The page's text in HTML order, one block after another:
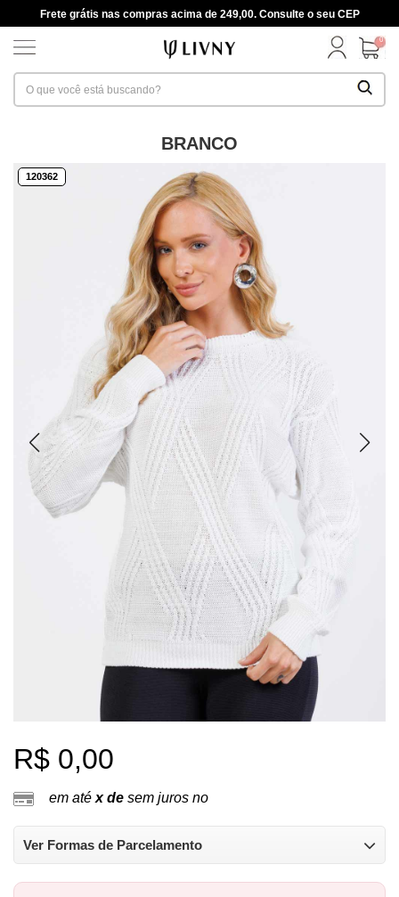
Frete grátis nas compras acima de 249,00. Consulte o seu CEP
0
BRANCO
120362
R$ 0,00
em até x de sem juros no
Ver Formas de Parcelamento